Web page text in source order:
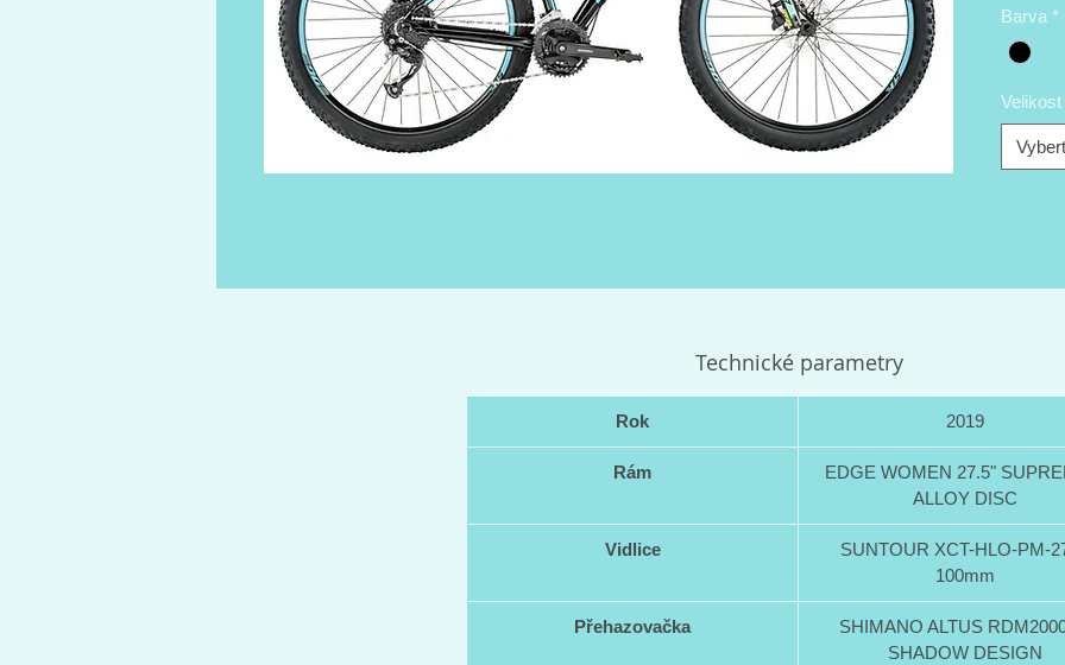
řazení
level v
Barva *
Technické parametry
Rok 2019
Rám
EDGE WOMEN 27.5"
ALLOY DISC
Vidlice
SUNTOUR XCT-HLO-PM-
100mm
Přehazovačka
SHIMANO ALTUS
SHADOW DESIGN